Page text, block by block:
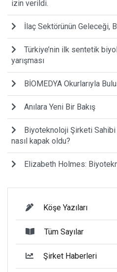
izin verildi.
İlaç Sektörünün Geleceği,
Türkiye’nin ilk sentetik
yarışması
BİOMEDYA Okurlarıyla
Anılara Yeni Bir Bakış
Biyoteknoloji Şirketi
nasıl kapak oldu?
Elizabeth Holmes:
Köşe Yazıları
Tüm Sayılar
Şirket Haberleri